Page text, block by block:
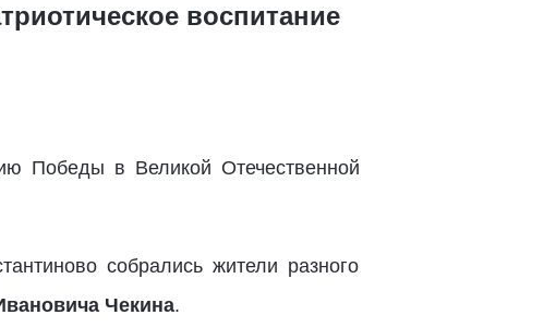
воспитание
Победы в Великой Отечественной
собрались жители разного
Чекина.